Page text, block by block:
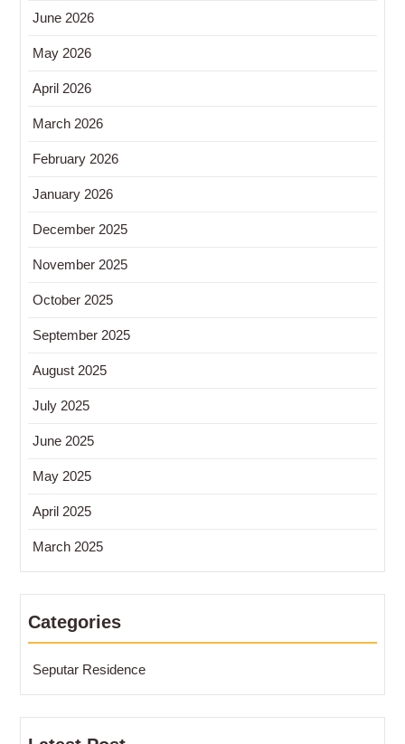
June 2026
May 2026
April 2026
March 2026
February 2026
January 2026
December 2025
November 2025
October 2025
September 2025
August 2025
July 2025
June 2025
May 2025
April 2025
March 2025
Categories
Seputar Residence